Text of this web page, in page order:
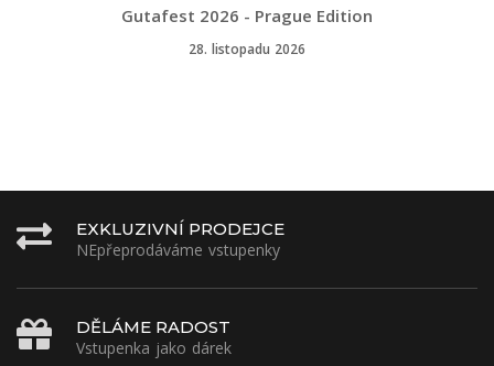
Gutafest 2026 - Prague Edition
28. listopadu 2026
EXKLUZIVNÍ PRODEJCE
NEpřeprodáváme vstupenky
DĚLÁME RADOST
Vstupenka jako dárek